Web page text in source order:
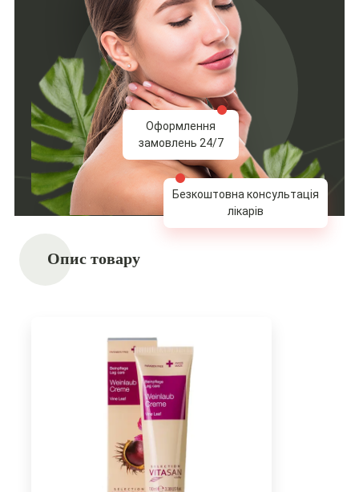
Оформлення
замовлень 24/7
Безкоштовна консультація
лікарів
Опис товару